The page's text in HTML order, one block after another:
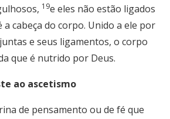
19e eles não estão ligados
a cabeça do corpo. Unido a ele por
e seus ligamentos, o corpo
que é nutrido por Deus.
ao ascetismo
de pensamento ou de fé que